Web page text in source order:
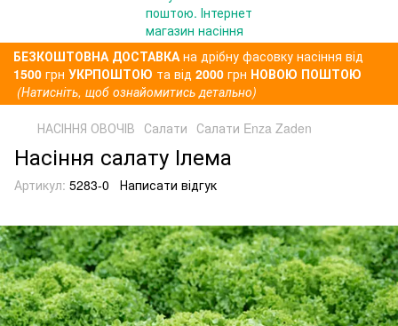
БЕЗКОШТОВНА ДОСТАВКАна дрібну фасовку насіння від
1500 грн УКРПОШТОЮ та від 2000 грн НОВОЮ ПОШТОЮ
(Натисніть, щоб ознайомитись детально)
НАСІННЯ ОВОЧІВ Салати Салати Enza Zaden
Насіння салату Ілема
Артикул: 5283-0 Написати відгук